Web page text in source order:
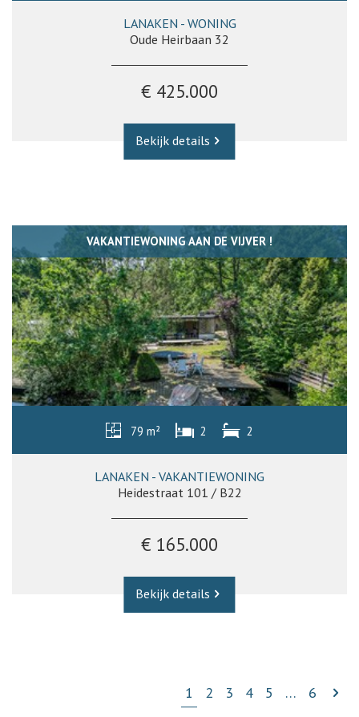
LANAKEN - WONING
Oude Heirbaan 32
€ 425.000
Bekijk details
VAKANTIEWONING AAN DE VIJVER !
79 m² 2 2
LANAKEN - VAKANTIEWONING
Heidestraat 101 / B22
€ 165.000
Bekijk details
1 2 3 4 5 … 6